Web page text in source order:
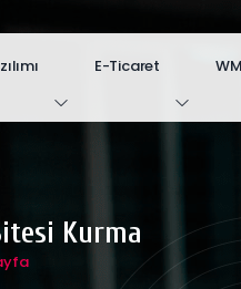
E-Ticaret
Kurma